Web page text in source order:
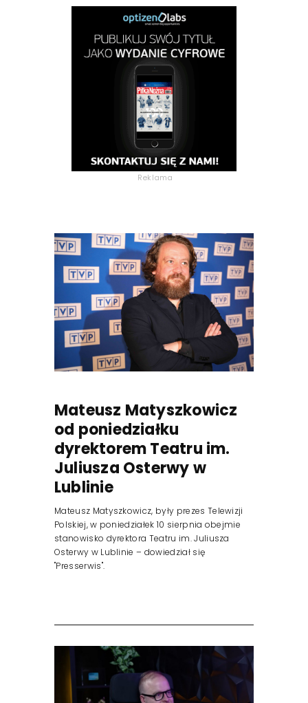
Reklama
Mateusz Matyszkowicz
od poniedziałku
dyrektorem Teatru im.
Juliusza Osterwy w
Lublinie
Mateusz Matyszkowicz, były prezes Telewizji
Polskiej, w poniedziałek 10 sierpnia obejmie
stanowisko dyrektora Teatru im. Juliusza
Osterwy w Lublinie – dowiedział się
"Presserwis".